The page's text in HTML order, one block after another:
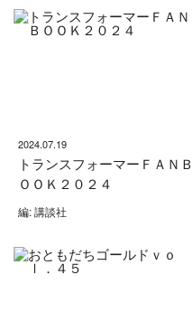
2024.07.19
トランスフォーマーＦＡＮＢ
ＯＯＫ２０２４
編: 講談社